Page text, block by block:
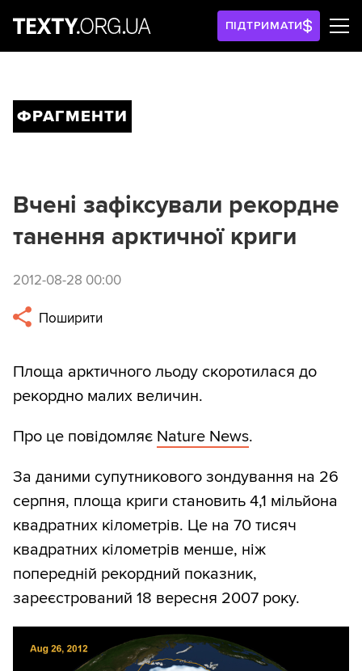
ПІДТРИМАТИ
ФРАГМЕНТИ
Вчені зафіксували рекордне
танення арктичної криги
2012-08-28 00:00
Поширити
Площа арктичного льоду скоротилася до
рекордно малих величин.
Про це повідомляє Nature News.
За даними супутникового зондування на 26
серпня, площа криги становить 4,1 мільйона
квадратних кілометрів. Це на 70 тисяч
квадратних кілометрів менше, ніж
попередній рекордний показник,
зареєстрований 18 вересня 2007 року.